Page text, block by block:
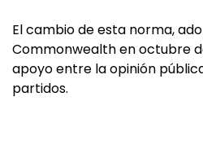
El cambio de esta norma,
Commonwealth en octubre
apoyo entre la opinión
partidos.